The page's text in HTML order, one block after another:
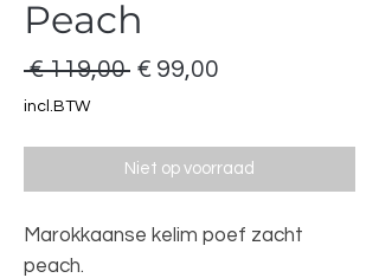
Peach
€ 119,00 Normale
€ 99,00
incl.BTW
Niet op voorraad
Marokkaanse kelim poef zacht
peach.